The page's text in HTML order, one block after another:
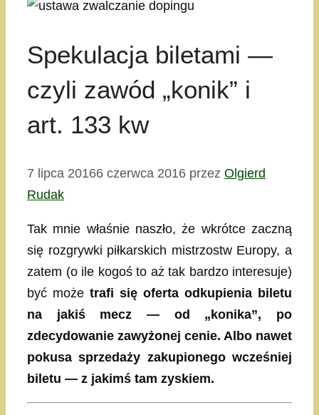
Spekulacja biletami —
czyli zawód „konik” i
art. 133 kw
7 lipca 20166 czerwca 2016 przez Olgierd
Rudak
Tak mnie właśnie naszło, że wkrótce zaczną
się rozgrywki piłkarskich mistrzostw Europy, a
zatem (o ile kogoś to aż tak bardzo interesuje)
być może trafi się oferta odkupienia biletu
na jakiś mecz — od „konika”, po
zdecydowanie zawyżonej cenie. Albo nawet
pokusa sprzedaży zakupionego wcześniej
biletu — z jakimś tam zyskiem.